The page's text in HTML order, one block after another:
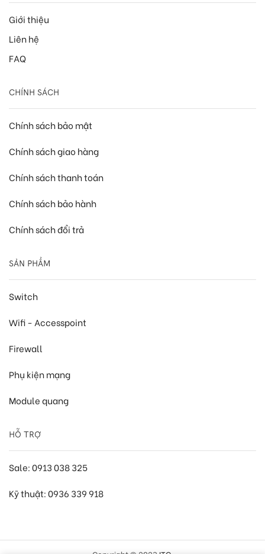
Giới thiệu
Liên hệ
FAQ
CHÍNH SÁCH
Chính sách bảo mật
Chính sách giao hàng
Chính sách thanh toán
Chính sách bảo hành
Chính sách đổi trả
SẢN PHẨM
Switch
Wifi - Accesspoint
Firewall
Phụ kiện mạng
Module quang
HỖ TRỢ
Sale: 0913 038 325
Kỹ thuật: 0936 339 918